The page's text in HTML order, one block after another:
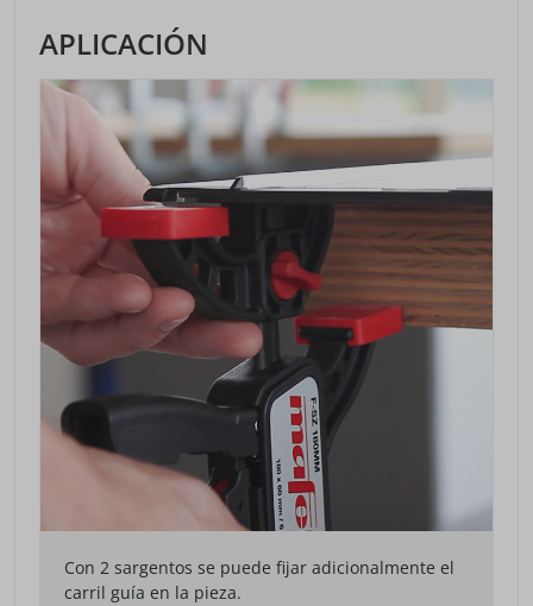
APLICACIÓN
Con 2 sargentos se puede fijar adicionalmente el
carril guía en la pieza.